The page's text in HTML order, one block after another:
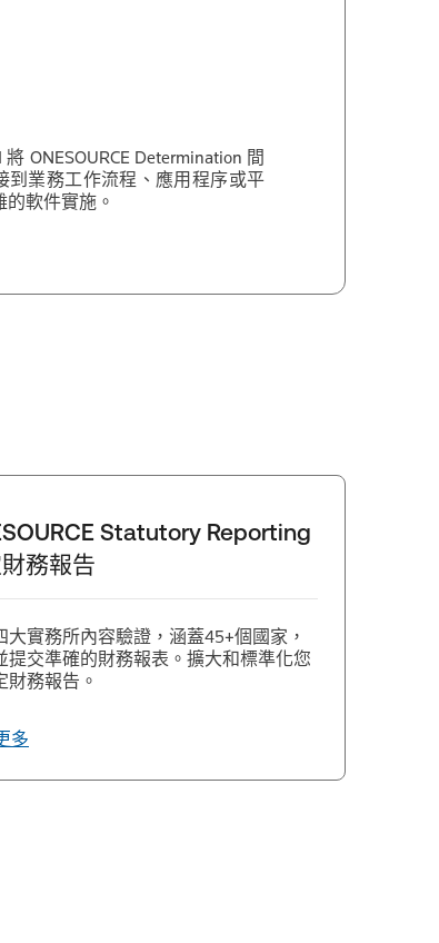
ONESOURCE Determination 間
到業務工作流程、應用程序或平
軟件實施。
Statutory Reporting
務報告
大實務所內容驗證，涵蓋45+個國家，
提交準確的財務報表。擴大和標準化您
財務報告。
多